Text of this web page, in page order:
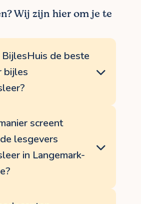
Wij zijn hier om je te
de beste
bijles
is voor ons. We
de beste
Langemark-
de opstart,
opvolging, en blijven
eender welke vraag rond
screent
lesgevers
in Langemark-